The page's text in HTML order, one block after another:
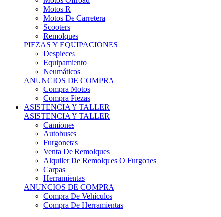
Motos R
Motos De Carretera
Scooters
Remolques
PIEZAS Y EQUIPACIONES
Despieces
Equipamiento
Neumáticos
ANUNCIOS DE COMPRA
Compra Motos
Compra Piezas
ASISTENCIA Y TALLER
ASISTENCIA Y TALLER
Camiones
Autobuses
Furgonetas
Venta De Remolques
Alquiler De Remolques O Furgones
Carpas
Herramientas
ANUNCIOS DE COMPRA
Compra De Vehículos
Compra De Herramientas